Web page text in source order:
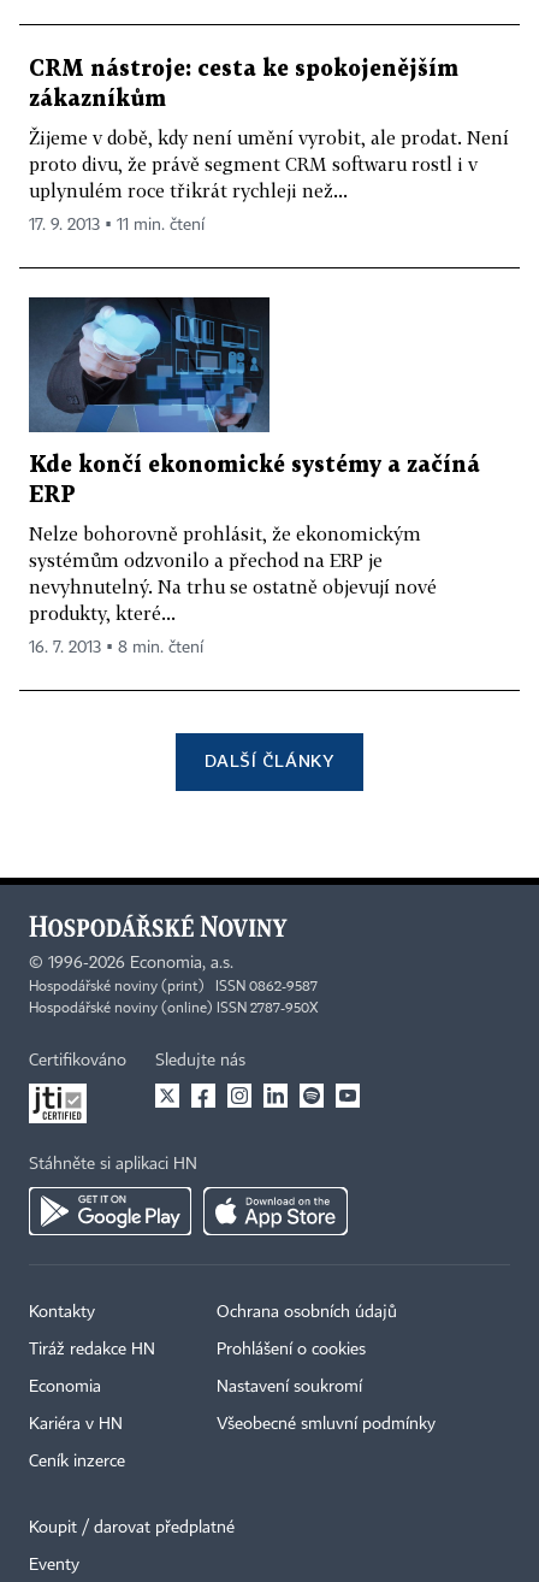
CRM nástroje: cesta ke spokojenějším
zákazníkům
Žijeme v době, kdy není umění vyrobit, ale prodat. Není
proto divu, že právě segment CRM softwaru rostl i v
uplynulém roce třikrát rychleji než...
17. 9. 2013 ▪ 11 min. čtení
Kde končí ekonomické systémy a začíná
ERP
Nelze bohorovně prohlásit, že ekonomickým
systémům odzvonilo a přechod na ERP je
nevyhnutelný. Na trhu se ostatně objevují nové
produkty, které...
16. 7. 2013 ▪ 8 min. čtení
DALŠÍ ČLÁNKY
© 1996-2026 Economia, a.s.
Hospodářské noviny (print) ISSN 0862-9587
Hospodářské noviny (online) ISSN 2787-950X
Certifikováno Sledujte nás
Stáhněte si aplikaci HN
Kontakty
Tiráž redakce HN
Economia
Kariéra v HN
Ceník inzerce
Ochrana osobních údajů
Prohlášení o cookies
Nastavení soukromí
Všeobecné smluvní podmínky
Koupit / darovat předplatné
Eventy